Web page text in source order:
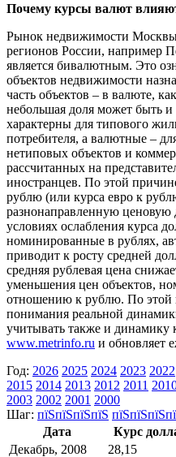
Почему курсы валют
Рынок недвижимости
регионов России, например
является бивалютным. Это
объектов недвижимости
часть объектов – в валюте,
небольшая доля может быть
характерны для типового
потребителя, а валютные –
нетиповых объектов и
рассчитанных на
иностранцев. По этой
рублю (или курса евро к
разнонаправленную
условиях ослабления курса
номинированные в рублях,
приводит к росту средней
средняя рублевая цена
уменьшения цен объектов,
отношению к рублю. По этой
понимания реальной
учитывать также и динамику
www.metrinfo.ru и обновляет
Год: 2026 2025 2024 2023 2022
2015 2014 2013 2012 2011
2003 2002 2001 2000
Шаг: пїЅпїЅпїЅпїЅ
Дата
Курс
Декабрь, 2008
28,15